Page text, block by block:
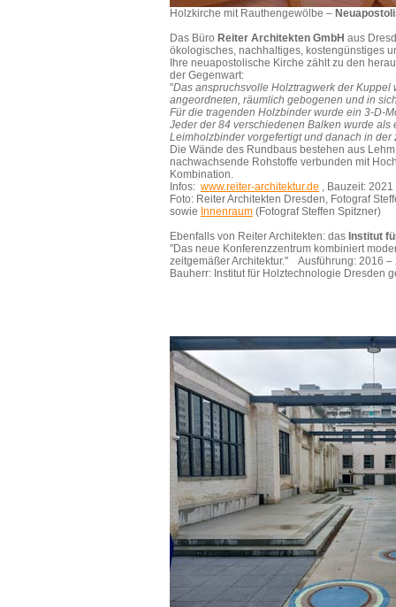
Holzkirche mit Rauthengewölbe –
Das Büro Reiter Architekten GmbH aus
ökologisches, nachhaltiges, kostengünstiges
Ihre neuapostolische Kirche zählt zu den
der Gegenwart:
"Das anspruchsvolle Holztragwerk der Kuppel
angeordneten, räumlich gebogenen und in
Für die tragenden Holzbinder wurde ein 3-D-
Jeder der 84 verschiedenen Balken wurde als
Leimholzbinder vorgefertigt und danach in der
Die Wände des Rundbaus bestehen aus
nachwachsende Rohstoffe verbunden mit
Kombination.
Infos: www.reiter-architektur.de , Bauzeit: 2021
Foto: Reiter Architekten Dresden, Fotograf
sowie Innenraum (Fotograf Steffen Spitzner)
Ebenfalls von Reiter Architekten: das Institut
"Das neue Konferenzzentrum kombiniert
zeitgemäßer Architektur." Ausführung: 2016 –
Bauherr: Institut für Holztechnologie Dresden